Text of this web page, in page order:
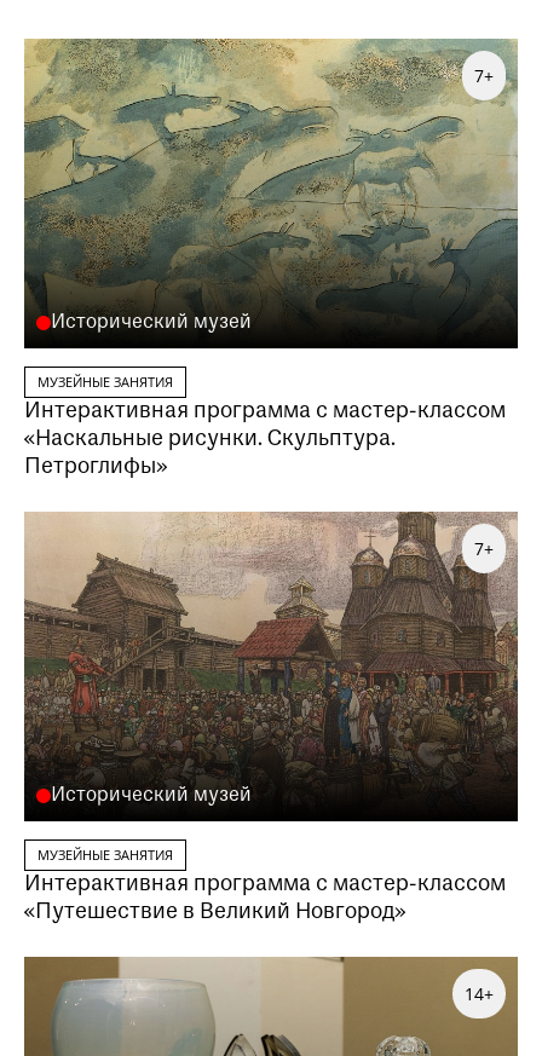
Заказать данную образовательную программу
можно по телефону
+7 (495) 698-12-56
+7 (495) 698-25-63
Исторический музей
7+
МУЗЕЙНЫЕ ЗАНЯТИЯ
Интерактивная программа с мастер-классом
«Наскальные рисунки. Скульптура.
Петроглифы»
Исторический музей
7+
МУЗЕЙНЫЕ ЗАНЯТИЯ
Интерактивная программа с мастер-классом
«Путешествие в Великий Новгород»
14+